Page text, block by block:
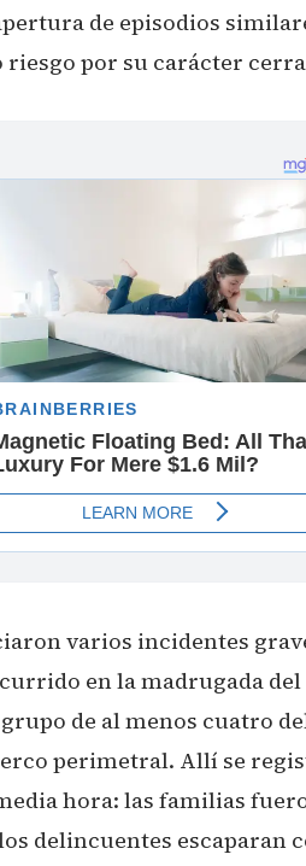
de episodios
riesgo por su carácter
varios incidentes
en la madrugada del
grupo de al menos cuatro
perimetral. Allí se
hora: las familias
delincuentes escaparan